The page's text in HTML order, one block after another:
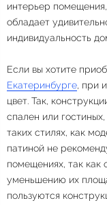
интерьер
обладает
индивидуальность
Если вы хотите
Екатеринбурге, при
цвет. Так,
спален или
таких стилях, как
патиной не
помещениях, так как
уменьшению их
пользуются